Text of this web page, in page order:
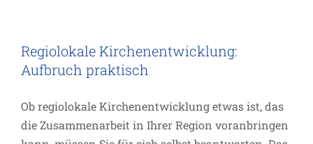
Termin
Regiolokale Kirchenentwicklung:
Aufbruch praktisch
Ob regiolokale Kirchenentwicklung etwas ist, das
die Zusammenarbeit in Ihrer Region voranbringen